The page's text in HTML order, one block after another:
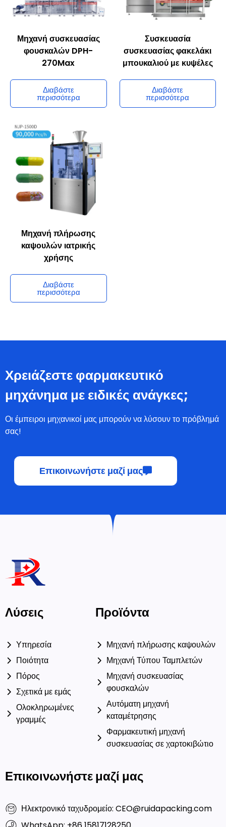
Μηχανή συσκευασίας
φουσκαλών DPH-
270Max
Διαβάστε
περισσότερα
Συσκευασία
συσκευασίας φακελάκι
μπουκαλιού με κυψέλες
Διαβάστε
περισσότερα
Μηχανή πλήρωσης
καψουλών ιατρικής
χρήσης
Διαβάστε
περισσότερα
Χρειάζεστε φαρμακευτικό
μηχάνημα με ειδικές ανάγκες;
Οι έμπειροι μηχανικοί μας μπορούν να λύσουν το πρόβλημά
σας!
Επικοινωνήστε μαζί μας
Λύσεις
Υπηρεσία
Ποιότητα
Πόρος
Σχετικά με εμάς
Ολοκληρωμένες
γραμμές
Προϊόντα
Μηχανή πλήρωσης καψουλών
Μηχανή Τύπου Ταμπλετών
Μηχανή συσκευασίας
φουσκαλών
Αυτόματη μηχανή
καταμέτρησης
Φαρμακευτική μηχανή
συσκευασίας σε χαρτοκιβώτιο
Επικοινωνήστε μαζί μας
Ηλεκτρονικό ταχυδρομείο: CEO@ruidapacking.com